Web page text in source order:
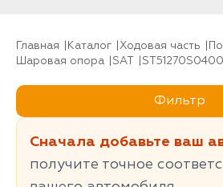
Главная Каталог Ходовая часть
Шаровая опора
SAT
Фильтр
Сначала добавьте ваш
получите точное